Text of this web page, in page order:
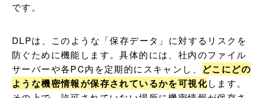
です。
DLPは、このような「保存データ」に対するリスクを
防ぐために機能します。具体的には、社内のファイル
サーバーや各PC内を定期的にスキャンし、 どこにどの
ような機密情報が保存されているかを可視化します。